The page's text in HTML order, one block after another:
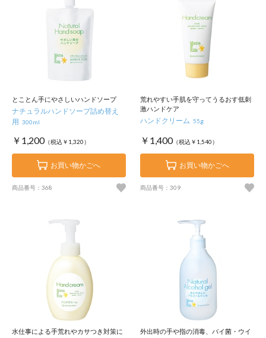
とことん手にやさしいハンドソープ
ナチュラルハンドソープ詰め替え
用 300ml
￥1,200（税込￥1,320）
お買い物かごへ
商品番号：368
荒れやすい手肌を守ってうるおす低刺
激ハンドケア
ハンドクリーム 55g
￥1,400（税込￥1,540）
お買い物かごへ
商品番号：309
水仕事による手荒れやカサつき対策に
外出時の手や指の消毒、バイ菌・ウイ